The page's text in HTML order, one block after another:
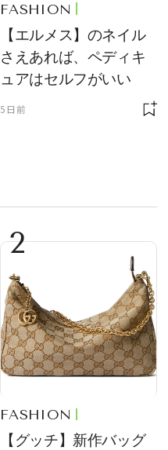
FASHION
【エルメス】のネイル
さえあれば、ペディキ
ュアはセルフがいい
5日前
2
FASHION
【グッチ】新作バッグ